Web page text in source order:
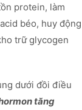
protein, làm
béo, huy động
trữ glycogen
dưới đồi điều
tăng